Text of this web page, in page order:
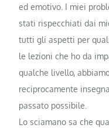
ed emotivo. I miei
stati rispecchiati dai
tutti gli aspetti per
le lezioni che ho da
qualche livello,
reciprocamente
passato possibile.
Lo sciamano sa che